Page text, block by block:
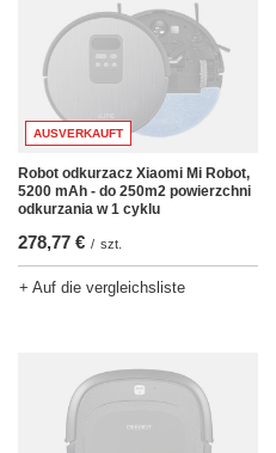
AUSVERKAUFT
Robot odkurzacz Xiaomi Mi Robot,
5200 mAh - do 250m2 powierzchni
odkurzania w 1 cyklu
278,77 € / szt.
+ Auf die vergleichsliste